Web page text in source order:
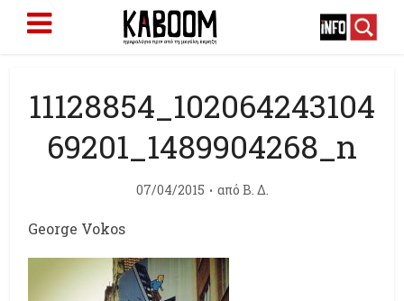
11128854_102064243104
69201_1489904268_n
07/04/2015 από Β. Δ.
George Vokos